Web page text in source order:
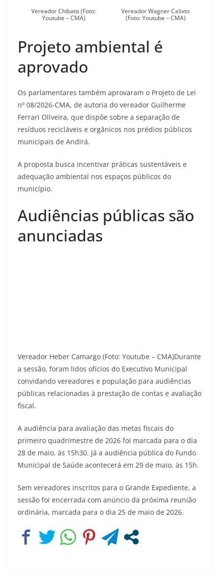
Vereador Chibata (Foto:
Youtube – CMA)
Vereador Wagner Calixto
(Foto: Youtube – CMA)
Projeto ambiental é
aprovado
Os parlamentares também aprovaram o Projeto de Lei
nº 08/2026-CMA, de autoria do vereador Guilherme
Ferrari Oliveira, que dispõe sobre a separação de
resíduos recicláveis e orgânicos nos prédios públicos
municipais de Andirá.
A proposta busca incentivar práticas sustentáveis e
adequação ambiental nos espaços públicos do
município.
Audiências públicas são
anunciadas
Vereador Heber Camargo (Foto: Youtube – CMA)Durante
a sessão, foram lidos ofícios do Executivo Municipal
convidando vereadores e população para audiências
públicas relacionadas à prestação de contas e avaliação
fiscal.
A audiência para avaliação das metas fiscais do
primeiro quadrimestre de 2026 foi marcada para o dia
28 de maio, às 15h30. Já a audiência pública do Fundo
Municipal de Saúde acontecerá em 29 de maio, às 15h.
Sem vereadores inscritos para o Grande Expediente, a
sessão foi encerrada com anúncio da próxima reunião
ordinária, marcada para o dia 25 de maio de 2026.